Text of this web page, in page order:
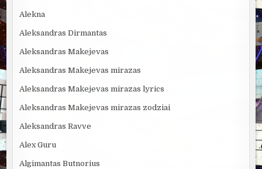
Alekna
Aleksandras Dirmantas
Aleksandras Makejevas
Aleksandras Makejevas mirazas
Aleksandras Makejevas mirazas lyrics
Aleksandras Makejevas mirazas zodziai
Aleksandras Ravve
Alex Guru
Algimantas Butnorius